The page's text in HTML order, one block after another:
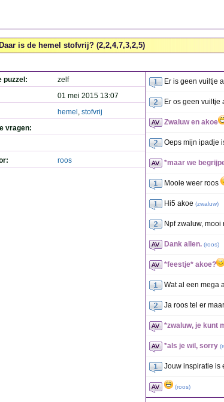
is de hemel stofvrij? (2,2,4,7,3,2,5)
puzzel:
zelf
01 mei 2015 13:07
hemel , stofvrij
vragen:
roos
Er is geen vuiltje
Er os geen vuiltje
Zwaluw en akoe
Oeps mijn ipadje
*maar we
Mooie weer roos
Hi5 akoe (zwaluw)
Npf zwaluw,
Dank allen. (roos)
*feestje* akoe?
Wat al een mega
Ja roos tel er
*zwaluw, je kunt
*als je wil, sorry (
Jouw inspiratie is
(roos)